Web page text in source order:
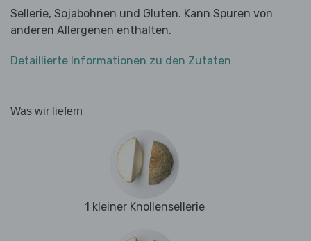
Sellerie, Sojabohnen und Gluten. Kann Spuren von
anderen Allergenen enthalten.
Detaillierte Informationen zu den Zutaten
Was wir liefern
1 kleiner Knollensellerie